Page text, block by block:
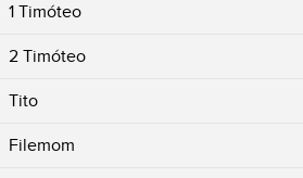
1 Timóteo
2 Timóteo
Tito
Filemom